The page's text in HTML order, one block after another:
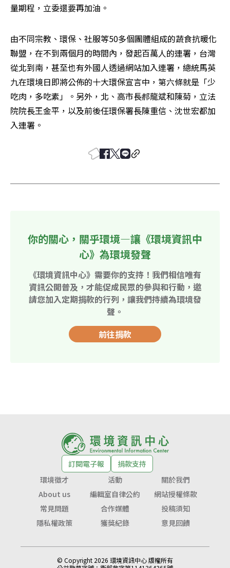
量期程，立委還要再加油。
由不同宗教、環保、社服等50多個團體組成的蔬食抗暖化
聯盟，在不到兩個月的時間內，發起百萬人的連署，台灣
從北到南，甚至也有外國人透過網站加入連署，總統馬英
九在環境日即將公佈的十大環保宣言中，第六條就是「少
吃肉，多吃素」。另外，北、高市長郝龍斌和陳菊，立法
院院長王金平，以及前後任環保署長陳重信、沈世宏都加
入連署。
你的關心，關乎環境—讓《環境資訊中
心》為環境發聲
《環境資訊中心》需要你的支持！我們相信唯有
資訊公開普及，才能促成民眾的參與和行動，邀
請您加入定期捐款的行列，讓我們持續為環境發
聲。
前往捐款
訂閱電子報
捐款支持
環境徵才
活動
關於我們
About us
編輯室自律公約
網站授權條款
常見問題
合作媒體
投稿須知
隱私權政策
獲獎紀錄 意見回饋
© Copyright 2026 環境資訊中心 版權所有